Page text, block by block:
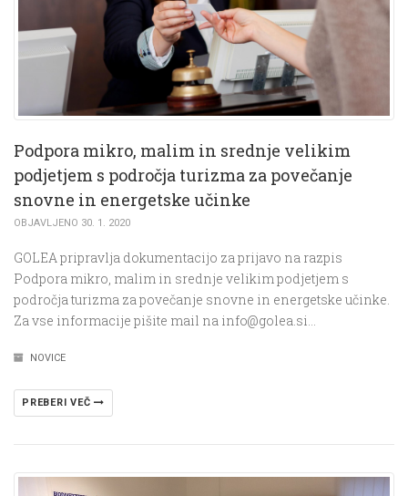
Podpora mikro, malim in srednje velikim
podjetjem s področja turizma za povečanje
snovne in energetske učinke
OBJAVLJENO 30. 1. 2020
GOLEA pripravlja dokumentacijo za prijavo na razpis
Podpora mikro, malim in srednje velikim podjetjem s
področja turizma za povečanje snovne in energetske učinke.
Za vse informacije pišite mail na info@golea.si…
NOVICE
PREBERI VEČ